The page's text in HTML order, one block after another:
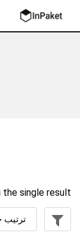
the single result